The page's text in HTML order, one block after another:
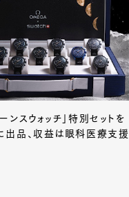
ンスウォッチ」特別セットを
出品、収益は眼科医療支援